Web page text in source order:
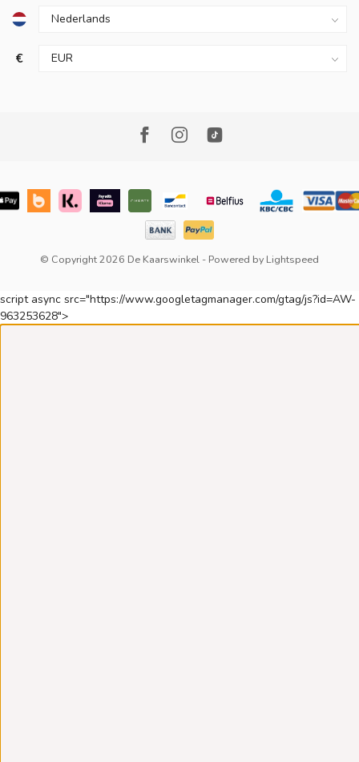
€
© Copyright 2026 De Kaarswinkel - Powered by Lightspeed
script async src="https://www.googletagmanager.com/gtag/js?id=AW-
963253628">